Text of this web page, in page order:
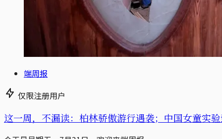
端周报
仅限注册用户
这一周，不漏读：柏林骄傲游行遇袭；中国女童实